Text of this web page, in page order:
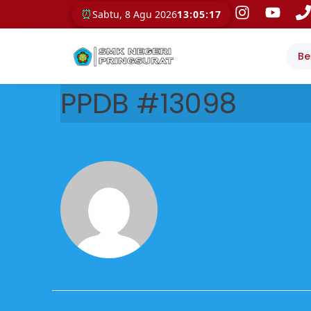
⏰Sabtu, 8 Agu 202613:05:17
PPDB #13098